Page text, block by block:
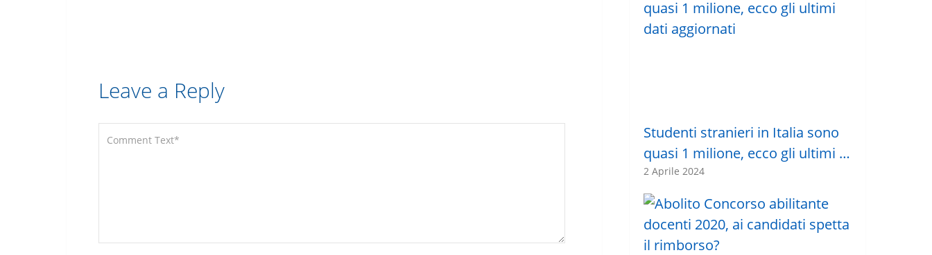
Leave a Reply
Studenti stranieri in Italia sono
quasi 1 milione, ecco gli ultimi …
2 Aprile 2024